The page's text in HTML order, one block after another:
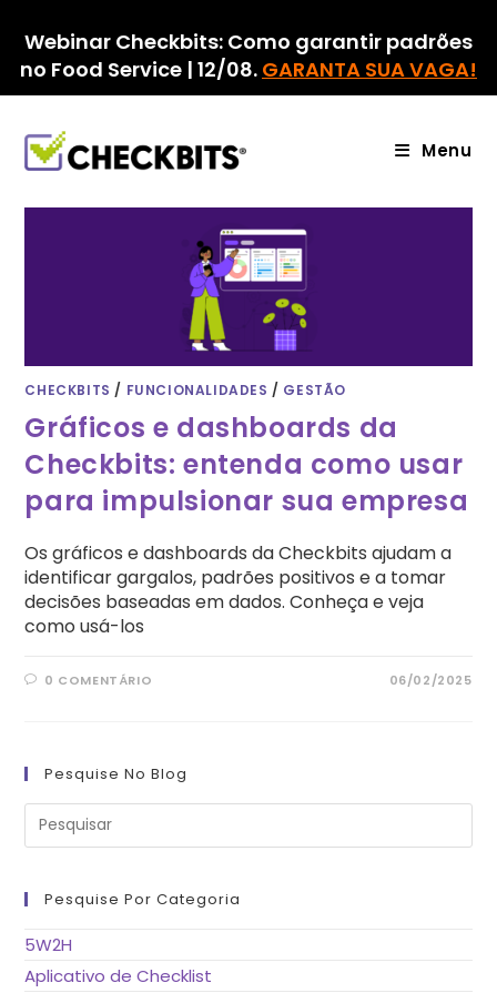
para
conteúdo
Webinar Checkbits: Como garantir padrões
no Food Service | 12/08. GARANTA SUA VAGA!
Menu
CHECKBITS / FUNCIONALIDADES / GESTÃO
Gráficos e dashboards da
Checkbits: entenda como usar
para impulsionar sua empresa
Os gráficos e dashboards da Checkbits ajudam a
identificar gargalos, padrões positivos e a tomar
decisões baseadas em dados. Conheça e veja
como usá-los
0 COMENTÁRIO 06/02/2025
Pesquise No Blog
Pesquise Por Categoria
5W2H
Aplicativo de Checklist